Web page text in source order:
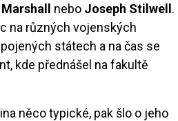
nebo Joseph Stilwell.
na různých vojenských
státech a na čas se
kde přednášel na fakultě
něco typické, pak šlo o jeho